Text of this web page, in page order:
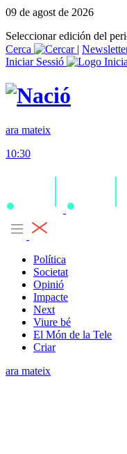
09 de agost de 2026
Seleccionar edición del
Cerca
|
Iniciar Sessió
ara mateix
10:30
Política
Societat
Opinió
Impacte
Next
Viure bé
El Món de la Tele
Criar
ara mateix